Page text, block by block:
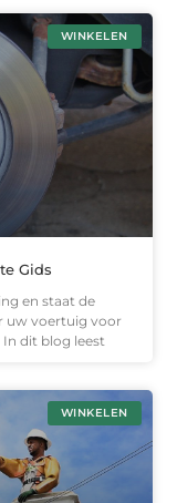
WINKELEN
Gids
en staat de
uw voertuig voor
dit blog leest
WINKELEN